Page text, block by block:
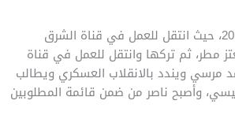
انضم محمد ناصر إلى جماعة الإخوان المسلمين وذلك بعد ثورة يونيو عام 2013، حيث انتقل للعمل في قناة الشرق
مطر، ثم تركها وانتقل للعمل في قناة
مرسي ويندد بالانقلاب العسكري ويطالب
وأصبح ناصر من ضمن قائمة المطلوبين